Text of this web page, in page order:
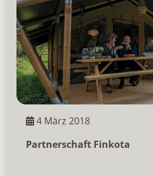
4 März 2018
Partnerschaft Finkota